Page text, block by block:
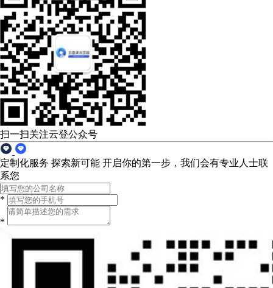
扫一扫关注云登公众号
定制化服务 探索新可能 开启你的第一步，我们会有专业人士联
系您
*
*